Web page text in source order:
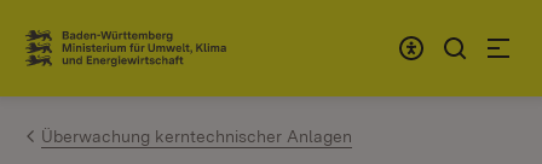
Zum Inhalt springen
Link zur Startseite
Überwachung kerntechnischer Anlagen